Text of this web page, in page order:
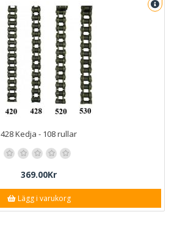
428 Kedja - 108 rullar
369.00Kr
Lägg i varukorg